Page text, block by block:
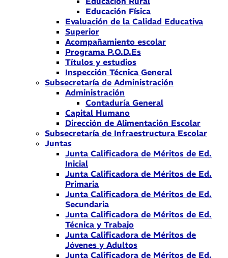
Educación Física
Evaluación de la Calidad Educativa
Superior
Acompañamiento escolar
Programa P.O.D.Es
Títulos y estudios
Inspección Técnica General
Subsecretaría de Administración
Administración
Contaduría General
Capital Humano
Dirección de Alimentación Escolar
Subsecretaría de Infraestructura Escolar
Juntas
Junta Calificadora de Méritos de Ed.
Inicial
Junta Calificadora de Méritos de Ed.
Primaria
Junta Calificadora de Méritos de Ed.
Secundaria
Junta Calificadora de Méritos de Ed.
Técnica y Trabajo
Junta Calificadora de Méritos de
Jóvenes y Adultos
Junta Calificadora de Méritos de Ed.